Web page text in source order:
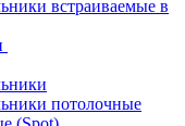
встраиваемые в
потолочные